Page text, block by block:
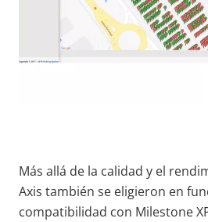
Más allá de la calidad y el
Axis también se eligieron en
compatibilidad con Milestone